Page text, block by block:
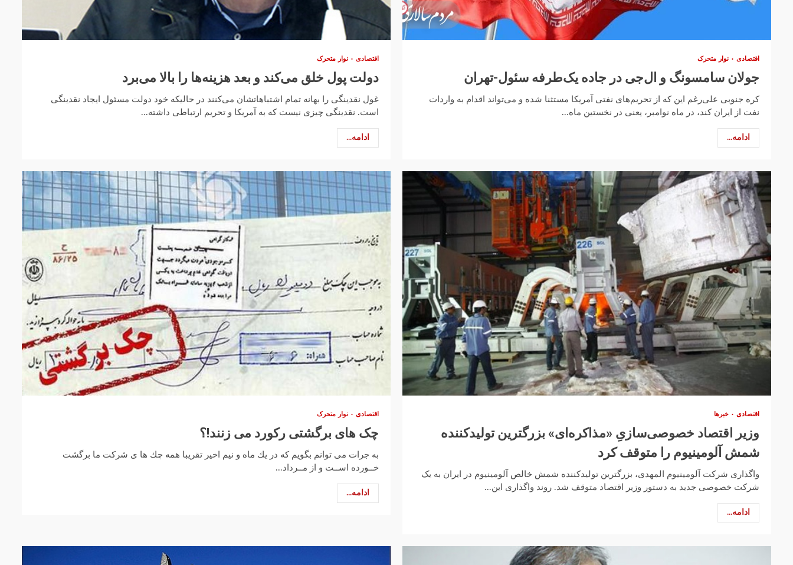
اقتصادی نوار متحرک
جولان سامسونگ و ال‌جی در جاده یک‌طرفه سئول-تهران
کره جنوبی علی‌رغم این که از تحریم‌های نفتی آمریکا مستثنا شده و می‌تواند اقدام به واردات
نفت از ایران کند، در ماه نوامبر، یعنی در نخستین ماه...
ادامه...
اقتصادی نوار متحرک
دولت پول خلق می‌کند و بعد هزینه‌ها را بالا می‌برد
غول نقدینگی را بهانه تمام اشتباهاتشان می‌کنند در حالیکه خود دولت مسئول ایجاد نقدینگی
است. نقدینگی چیزی نیست که به آمریکا و تحریم ارتباطی داشته...
ادامه...
اقتصادی خبرها
وزیر اقتصاد خصوصی‌سازیِ «مذاکره‌ای» بزرگترین تولیدکننده
شمش آلومینیوم را متوقف کرد
واگذاری شرکت آلومینیوم المهدی، بزرگترین تولیدکننده شمش خالص آلومینیوم در ایران به یک
شرکت خصوصی جدید به دستور وزیر اقتصاد متوقف شد. روند واگذاری این...
ادامه...
اقتصادی نوار متحرک
چک های برگشتی رکورد می زنند!؟
به جرات مى توانم بگويم كه در يك ماه و نيم اخير تقريبا همه چك ها ى شركت ما برگشت
خــورده اســت و از مــرداد...
ادامه...